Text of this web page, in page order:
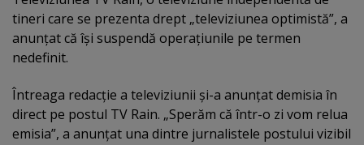
tineri care se prezenta drept „televiziunea optimistă”, a
anunţat că îşi suspendă operaţiunile pe termen
nedefinit.
Întreaga redacţie a televiziunii şi-a anunţat demisia în
direct pe postul TV Rain. „Sperăm că într-o zi vom relua
emisia”, a anunţat una dintre jurnalistele postului vizibil